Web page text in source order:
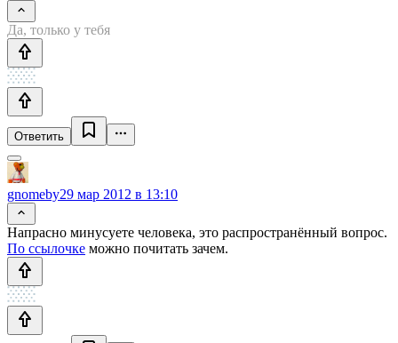
Да, только у тебя
Ответить
gnomeby29 мар 2012 в 13:10
Напрасно минусуете человека, это распространённый вопрос.
По ссылочке можно почитать зачем.